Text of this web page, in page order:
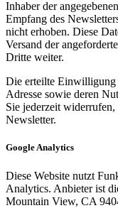
Inhaber der
Empfang des
nicht erhoben. Diese
Versand der
Dritte weiter.
Die erteilte Einwilligung
Adresse sowie deren
Sie jederzeit
Newsletter.
Google Analytics
Diese Website nutzt
Analytics. Anbieter ist
Mountain View, CA